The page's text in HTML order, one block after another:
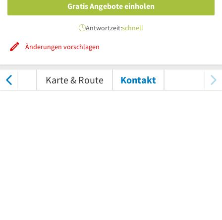
Gratis Angebote einholen
Antwortzeit:schnell
Änderungen vorschlagen
Karte & Route Kontakt